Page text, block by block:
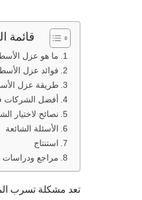
قائمة
ما هو عزل
فوائد عزل
طريقة عزل
أفضل الشركات
نصائح لاختيار
الأسئلة الشائعة
استنتاج
مراجع
تعد مشكلة تسرب